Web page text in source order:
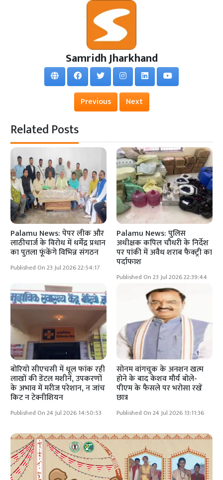
Samridh Jharkhand
Previous Next
Related Posts
Palamu News: पेपर लीक और
लाठीचार्ज के विरोध में धर्मेंद्र प्रधान
का पुतला फूंकेंगे विभिन्न संगठन
Published On 23 Jul 2026 22:54:17
Palamu News: पुलिस
अधीक्षक कपिल चौधरी के निर्देश
पर पांकी में अवैध शराब फैक्ट्री का
पर्दाफाश
Published On 23 Jul 2026 22:39:44
बोरियो सीएचसी में धूल फांक रही
लाखों की डेंटल मशीनें, उपकरणों
के अभाव में मरीज परेशान, न जांच
किट न टेक्नीशियन
Published On 24 Jul 2026 14:50:53
सोनम वांगचुक के अनशन खत्म
होने के बाद केशव मौर्य बोले-
पीएम के फैसले पर भरोसा रखें
छात्र
Published On 24 Jul 2026 13:11:36